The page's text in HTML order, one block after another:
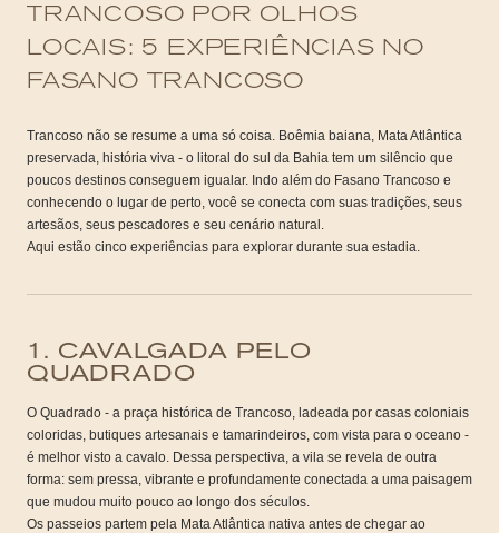
TRANCOSO POR OLHOS
LOCAIS: 5 EXPERIÊNCIAS NO
FASANO TRANCOSO
Trancoso não se resume a uma só coisa. Boêmia baiana, Mata Atlântica
preservada, história viva - o litoral do sul da Bahia tem um silêncio que
poucos destinos conseguem igualar. Indo além do Fasano Trancoso e
conhecendo o lugar de perto, você se conecta com suas tradições, seus
artesãos, seus pescadores e seu cenário natural.
Aqui estão cinco experiências para explorar durante sua estadia.
1. CAVALGADA PELO
QUADRADO
O Quadrado - a praça histórica de Trancoso, ladeada por casas coloniais
coloridas, butiques artesanais e tamarindeiros, com vista para o oceano -
é melhor visto a cavalo. Dessa perspectiva, a vila se revela de outra
forma: sem pressa, vibrante e profundamente conectada a uma paisagem
que mudou muito pouco ao longo dos séculos.
Os passeios partem pela Mata Atlântica nativa antes de chegar ao